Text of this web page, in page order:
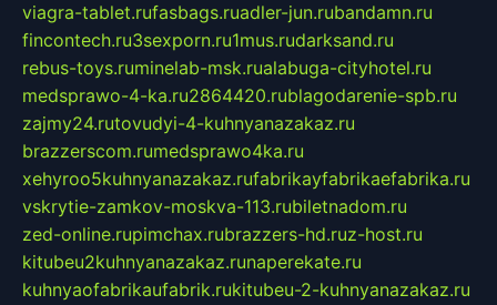
viagra-tablet.rufasbags.ruadler-jun.rubandamn.ru
fincontech.ru3sexporn.ru1mus.rudarksand.ru
rebus-toys.ruminelab-msk.rualabuga-cityhotel.ru
medsprawo-4-ka.ru2864420.rublagodarenie-spb.ru
zajmy24.rutovudyi-4-kuhnyanazakaz.ru
brazzerscom.rumedsprawo4ka.ru
xehyroo5kuhnyanazakaz.rufabrikayfabrikaefabrika.ru
vskrytie-zamkov-moskva-113.rubiletnadom.ru
zed-online.rupimchax.rubrazzers-hd.ruz-host.ru
kitubeu2kuhnyanazakaz.runaperekate.ru
kuhnyaofabrikaufabrik.rukitubeu-2-kuhnyanazakaz.ru